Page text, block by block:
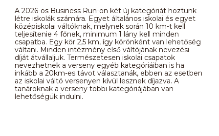
A 2026-os Business Run-on két új kategóriát hoztunk
létre iskolák számára. Egyet általános iskolai és egyet
középiskolai váltóknak, melynek során 10 km-t kell
teljesítenie 4 főnek, minimum 1 lány kell minden
csapatba. Egy kör 2,5 km, így körönként van lehetőség
váltani. Minden intézmény első váltójának nevezési
díját átvállaljuk. Természetesen iskolai csapatok
nevezhetnek a verseny egyéb kategóriáiban is ha
inkább a 20km-es távot választanák, ebben az esetben
az iskolai váltó versenyen kívül lesznek díjazva. A
tanároknak a verseny többi kategóriájában van
lehetőségük indulni.